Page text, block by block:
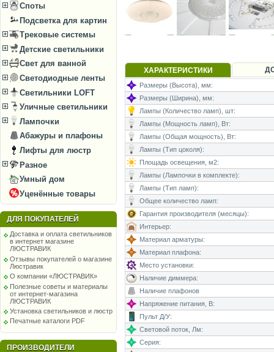
Споты
Подсветка для картин
Трековые системы
Детские светильники
Свет для ванной
Светодиодные ленты
Светильники LOFT
Уличные светильники
Лампочки
Абажуры и плафоны
Лифты для люстр
Разное
Умный дом
Уценённые товары
ДЛЯ ПОКУПАТЕЛЕЙ
Доставка и оплата светильников
в интернет магазине
ЛЮСТРАВИК
Отзывы покупателей о магазине
Люстравик
О компании «ЛЮСТРАВИК»
Полезные советы и материалы
от интернет-магазина
ЛЮСТРАВИК
Установка светильников и люстр
Печатные каталоги PDF
ПРОИЗВОДИТЕЛИ
ХАРАКТЕРИСТИКИ
Размеры (Высота), мм:
Размеры (Ширина), мм:
Лампы (Количество ламп), шт:
Лампы (Мощность ламп), Вт:
Лампы (Общая мощность), Вт:
Лампы (Тип цоколя):
Площадь освещения, м2:
Лампы (Лампочки в комплекте):
Лампы (Тип ламп):
Общее количество ламп:
Гарантия производителя (месяцы):
Интерьер:
Материал арматуры:
Материал плафона:
Место установки:
Наличие диммера:
Наличие плафонов
Напряжение питания, В:
Пульт Д/У:
Световой поток, Лм:
Серия: